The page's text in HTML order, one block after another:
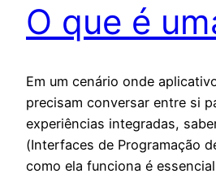
O que é
Em um cenário onde
precisam conversar entre si
experiências integradas,
(Interfaces de Programação
como ela funciona é